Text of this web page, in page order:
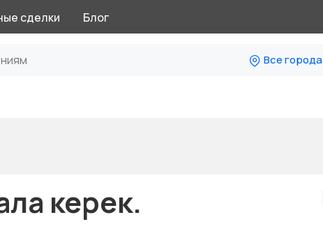
сделки Блог
Все города
керек.